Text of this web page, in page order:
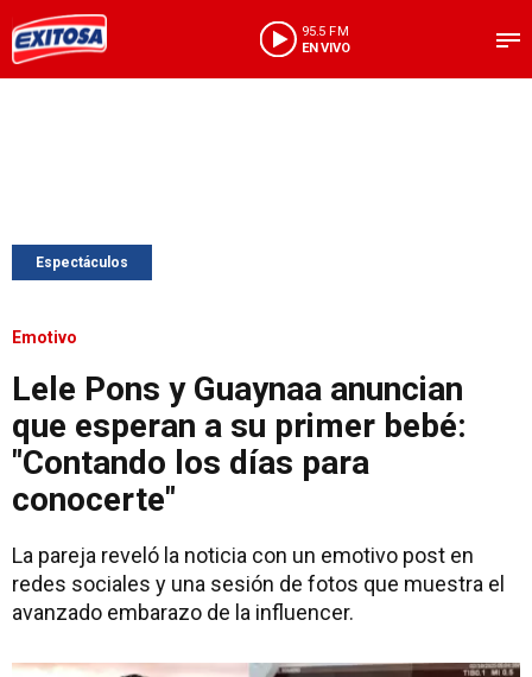
95.5 FM
EN VIVO
Espectáculos
Emotivo
Lele Pons y Guaynaa anuncian
que esperan a su primer bebé:
"Contando los días para
conocerte"
La pareja reveló la noticia con un emotivo post en
redes sociales y una sesión de fotos que muestra el
avanzado embarazo de la influencer.